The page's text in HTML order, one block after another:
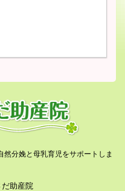
分娩と母乳育児をサポートしま
助産院